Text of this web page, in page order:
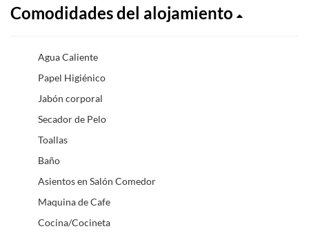
Comodidades del alojamiento
Agua Caliente
Papel Higiénico
Jabón corporal
Secador de Pelo
Toallas
Baño
Asientos en Salón Comedor
Maquina de Cafe
Cocina/Cocineta